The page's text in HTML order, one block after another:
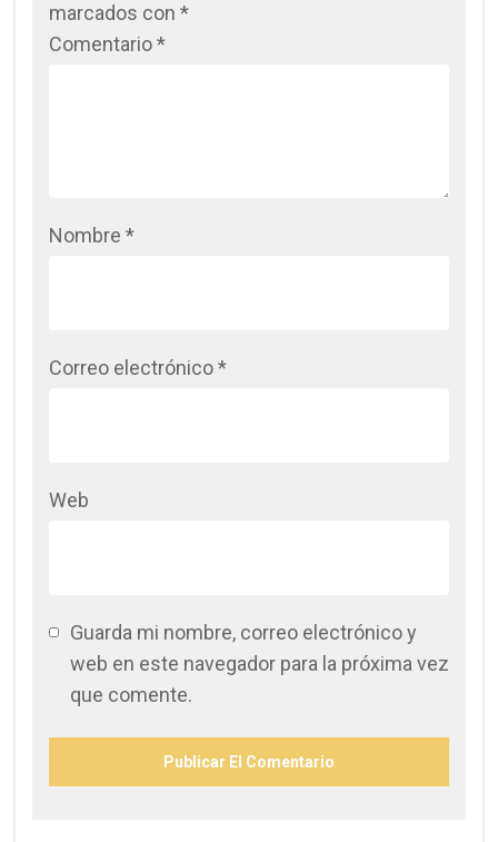
marcados con *
Comentario*
Nombre *
Correo electrónico*
Web
Guarda mi nombre, correo electrónico y
web en este navegador para la próxima vez
que comente.